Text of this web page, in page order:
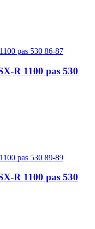
R 1100 pas 530
R 1100 pas 530